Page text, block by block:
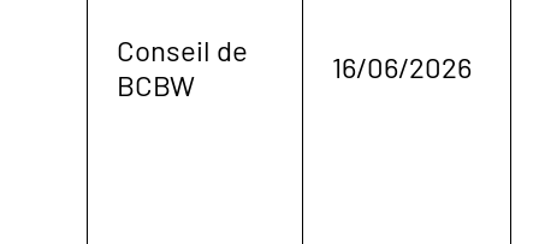
Conseil de
BCBW
16/06/2026